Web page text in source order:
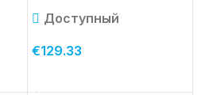
Доступный
€129.33